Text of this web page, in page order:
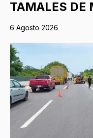
TAMALES DE
6 Agosto 2026